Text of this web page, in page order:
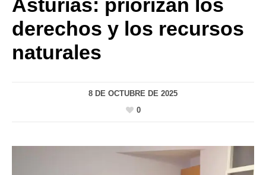
Asturias: priorizan los
derechos y los recursos
naturales
8 DE OCTUBRE DE 2025
0